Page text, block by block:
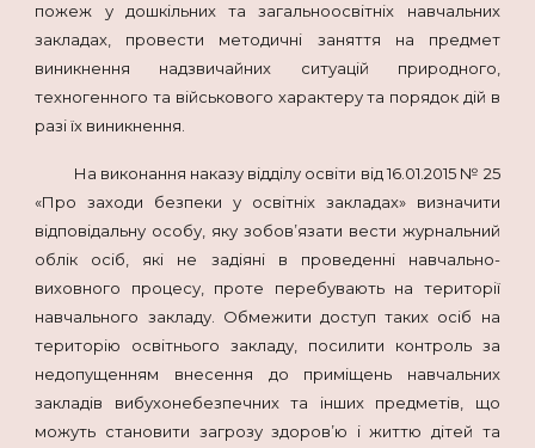
пожеж у дошкільних та загальноосвітніх навчальних
закладах, провести методичні заняття на предмет
виникнення надзвичайних ситуацій природного,
техногенного та військового характеру та порядок дій в
разі їх виникнення.
На виконання наказу відділу освіти від 16.01.2015 № 25
«Про заходи безпеки у освітніх закладах» визначити
відповідальну особу, яку зобов’язати вести журнальний
облік осіб, які не задіяні в проведенні навчально-
виховного процесу, проте перебувають на території
навчального закладу. Обмежити доступ таких осіб на
територію освітнього закладу, посилити контроль за
недопущенням внесення до приміщень навчальних
закладів вибухонебезпечних та інших предметів, що
можуть становити загрозу здоров’ю і життю дітей та